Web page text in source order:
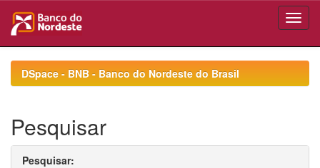
navigationDSpace - BNB - Banco do Nordeste do Brasil
Pesquisar
Pesquisar: